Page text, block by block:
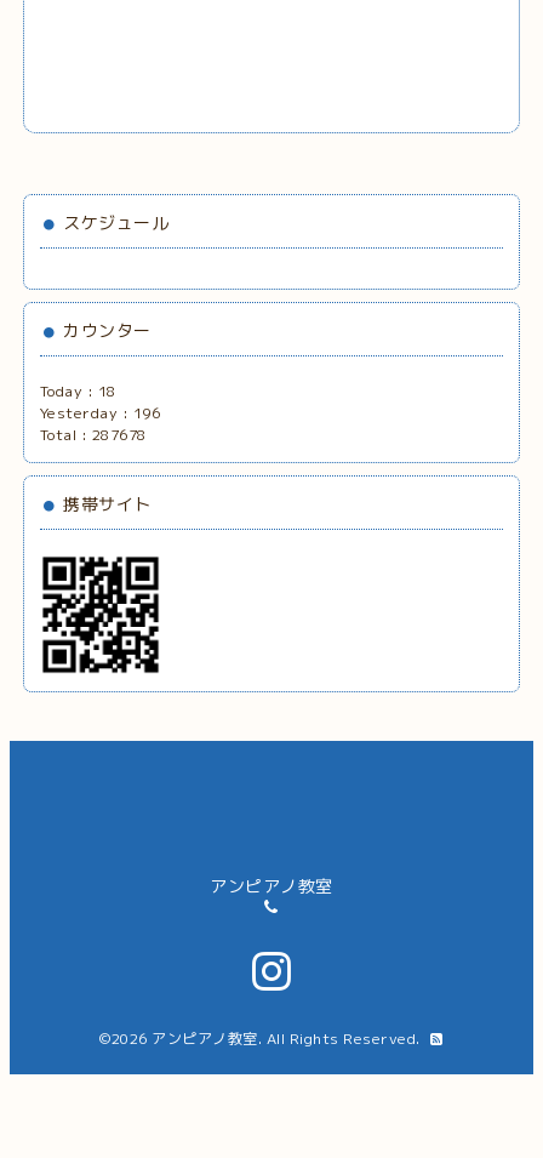
スケジュール
カウンター
Today : 18
Yesterday : 196
Total : 287678
携帯サイト
アンピアノ教室
©2026 アンピアノ教室. All Rights Reserved.